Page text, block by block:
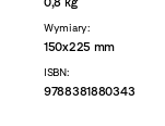
Wymiary:
150x225 mm
ISBN:
9788381880343